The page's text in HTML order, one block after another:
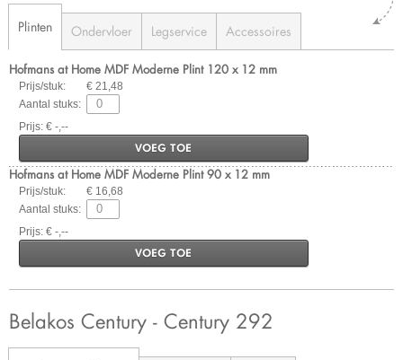
Plinten Ondervloer Legservice Accessoires
Hofmans at Home MDF Moderne Plint 120 x 12 mm
Prijs/stuk:
€ 21,48
Aantal stuks:
Prijs: € -,--
VOEG TOE
Hofmans at Home MDF Moderne Plint 90 x 12 mm
Prijs/stuk:
€ 16,68
Aantal stuks:
Prijs: € -,--
VOEG TOE
Belakos Century - Century 292